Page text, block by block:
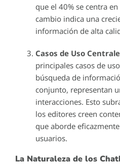
que el 40% se centra
cambio indica una
información de alta
Casos de Uso
principales casos de
búsqueda de
conjunto, representan
interacciones. Esto
los editores creen
que aborde
usuarios.
La Naturaleza de los